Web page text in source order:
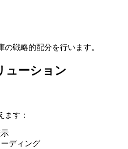
戦略的配分を行います。
ューション
ます：
ディング